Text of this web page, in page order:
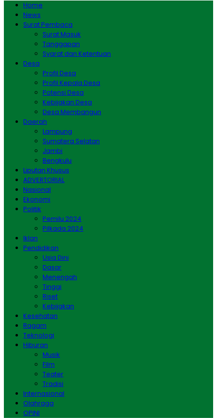
Home
News
Surat Pembaca
Surat Masuk
Tanggapan
Syarat dan Ketentuan
Desa
Profil Desa
Profil Kepala Desa
Potensi Desa
Kebijakan Desa
Desa Membangun
Daerah
Lampung
Sumatera Selatan
Jambi
Bengkulu
Liputan Khusus
ADVERTORIAL
Nasional
Ekonomi
Politik
Pemilu 2024
Pilkada 2024
Iklan
Pendidikan
Usia Dini
Dasar
Menengah
Tinggi
Riset
Kebijakan
Kesehatan
Ragam
Teknologi
Hiburan
Musik
Film
Teater
Tradisi
Internasional
Olahraga
OPINI